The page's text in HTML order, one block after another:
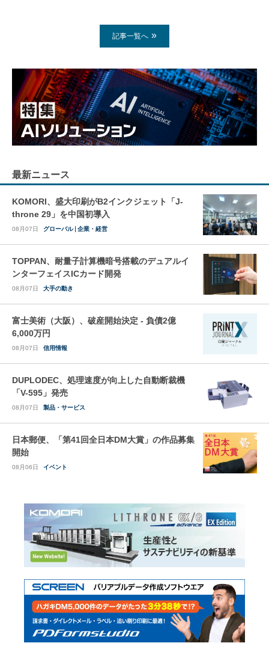
記事一覧へ
最新ニュース
KOMORI、盛大印刷がB2インクジェット「J-
throne 29」を中国初導入
08月07日 グローバル 企業・経営
TOPPAN、耐量子計算機暗号搭載のデュアルイ
ンターフェイスICカード開発
08月07日 大手の動き
富士美術（大阪）、破産開始決定 - 負債2億
6,000万円
08月07日 信用情報
DUPLODEC、処理速度が向上した自動断裁機
「V-595」発売
08月07日 製品・サービス
日本郵便、「第41回全日本DM大賞」の作品募集
開始
08月06日 イベント